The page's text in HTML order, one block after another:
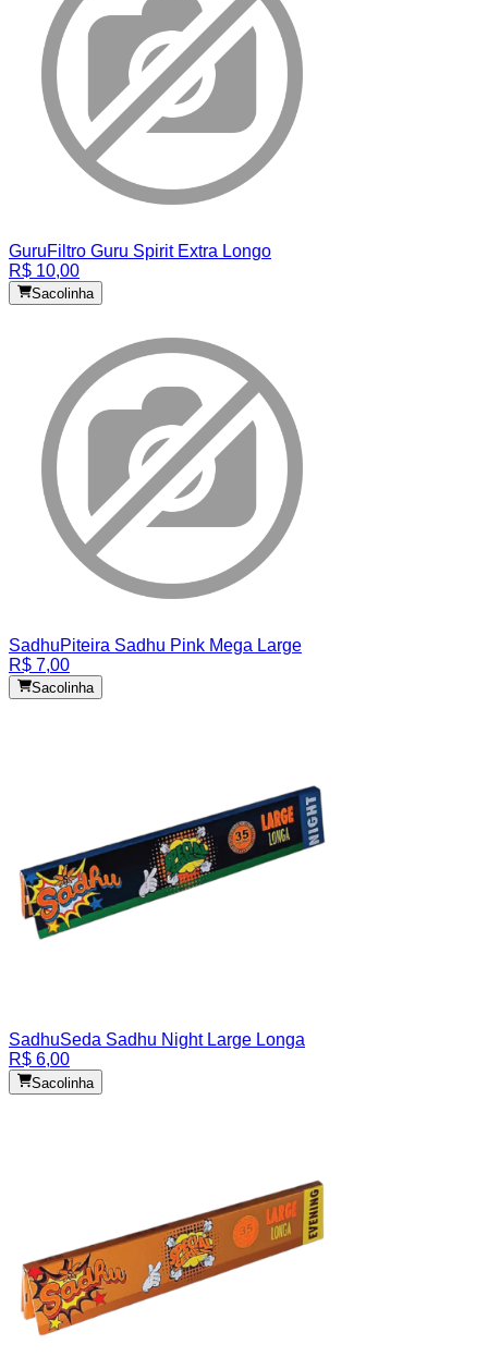
GuruFiltro Guru Spirit Extra Longo
R$ 10,00
Sacolinha
SadhuPiteira Sadhu Pink Mega Large
R$ 7,00
Sacolinha
SadhuSeda Sadhu Night Large Longa
R$ 6,00
Sacolinha